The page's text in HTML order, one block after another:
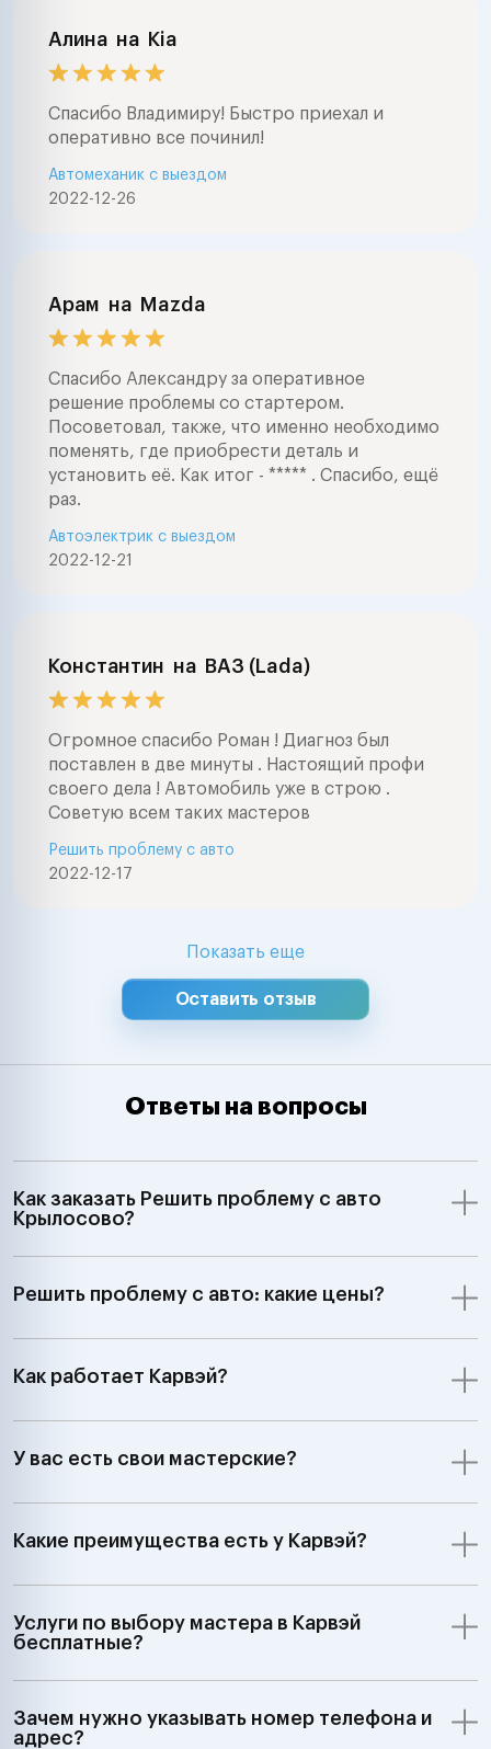
Алина на Kia
Спасибо Владимиру! Быстро приехал и
оперативно все починил!
2022-12-26
Автомеханик с выездом
Арам на Mazda
Спасибо Александру за оперативное
решение проблемы со стартером.
Посоветовал, также, что именно необходимо
поменять, где приобрести деталь и
установить её. Как итог - ***** . Спасибо, ещё
раз.
2022-12-21
Автоэлектрик с выездом
Константин на ВАЗ (Lada)
Огромное спасибо Роман ! Диагноз был
поставлен в две минуты . Настоящий профи
своего дела ! Автомобиль уже в строю .
Советую всем таких мастеров
2022-12-17
Решить проблему с авто
Показать еще
Оставить отзыв
Ответы на вопросы
Как заказать Решить проблему с авто
Крылосово?
Решить проблему с авто: какие цены?
Как работает Карвэй?
У вас есть свои мастерские?
Какие преимущества есть у Карвэй?
Услуги по выбору мастера в Карвэй
бесплатные?
Зачем нужно указывать номер телефона и
адрес?